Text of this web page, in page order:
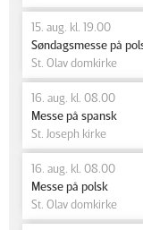
15. aug. kl. 19.00
Søndagsmesse på
St. Olav domkirke
16. aug. kl. 08.00
Messe på spansk
St. Joseph kirke
16. aug. kl. 08.00
Messe på polsk
St. Olav domkirke